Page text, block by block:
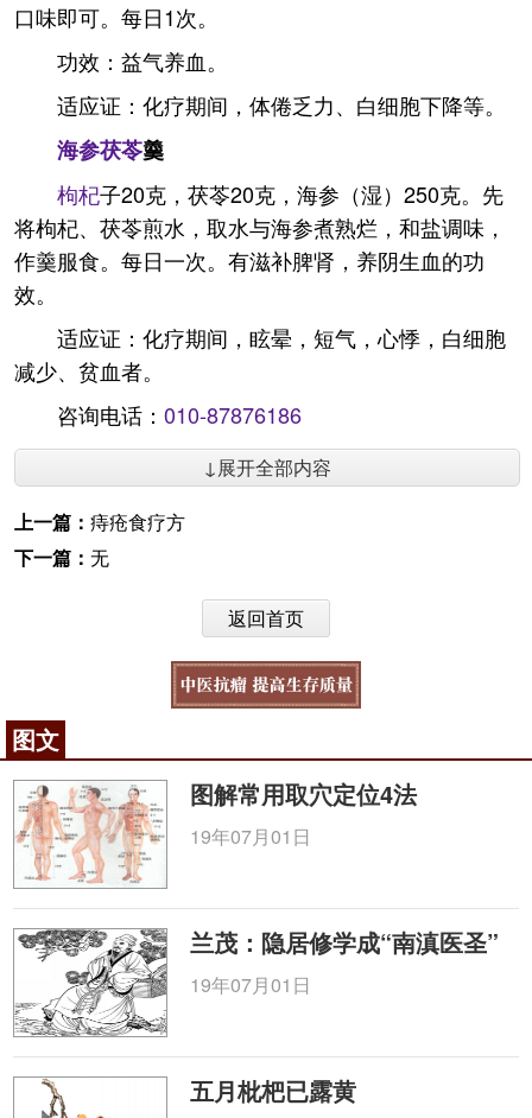
口味即可。每日1次。
功效：益气养血。
适应证：化疗期间，体倦乏力、白细胞下降等。
海参茯苓羹
枸杞子20克，茯苓20克，海参（湿）250克。先
将枸杞、茯苓煎水，取水与海参煮熟烂，和盐调味，
作羹服食。每日一次。有滋补脾肾，养阴生血的功
效。
适应证：化疗期间，眩晕，短气，心悸，白细胞
减少、贫血者。
咨询电话： 010-87876186
↓展开全部内容
上一篇： 痔疮食疗方
下一篇： 无
返回首页
图文
图解常用取穴定位4法
19年07月01日
兰茂：隐居修学成“南滇医圣”
19年07月01日
五月枇杷已露黄